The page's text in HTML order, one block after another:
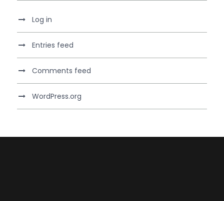
Log in
Entries feed
Comments feed
WordPress.org